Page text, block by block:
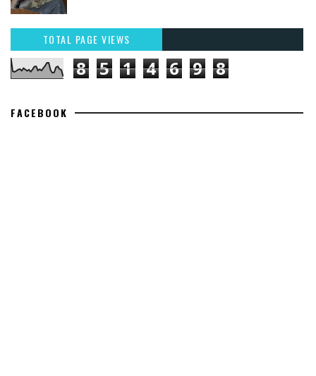
TOTAL PAGE VIEWS
8 5 1 4 6 9 8
FACEBOOK